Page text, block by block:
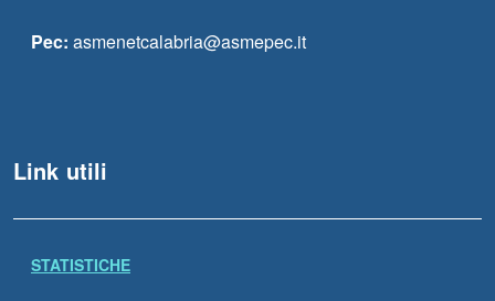
Pec: asmenetcalabria@asmepec.it
Link utili
STATISTICHE